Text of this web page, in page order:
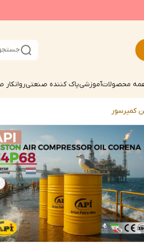
محصولاتآموزشیپاک کننده صنعتی
کمپرسور